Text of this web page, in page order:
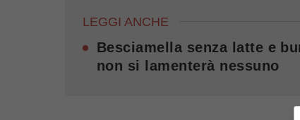
LEGGI ANCHE
Besciamella senza latte e
non si lamenterà nessuno